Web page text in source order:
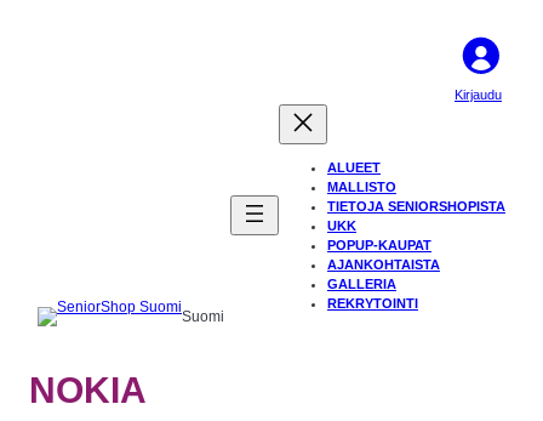
Suomi
Kirjaudu
ALUEET
MALLISTO
TIETOJA SENIORSHOPISTA
UKK
POPUP-KAUPAT
AJANKOHTAISTA
GALLERIA
REKRYTOINTI
NOKIA